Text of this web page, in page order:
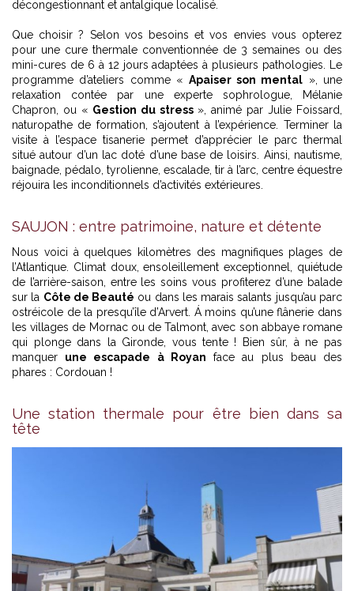
décongestionnant et antalgique localisé.
Que choisir ? Selon vos besoins et vos envies vous opterez
pour une cure thermale conventionnée de 3 semaines ou des
mini-cures de 6 à 12 jours adaptées à plusieurs pathologies. Le
programme d’ateliers comme « Apaiser son mental », une
relaxation contée par une experte sophrologue, Mélanie
Chapron, ou « Gestion du stress», animé par Julie Foissard,
naturopathe de formation, s’ajoutent à l’expérience. Terminer la
visite à l’espace tisanerie permet d’apprécier le parc thermal
situé autour d’un lac doté d’une base de loisirs. Ainsi, nautisme,
baignade, pédalo, tyrolienne, escalade, tir à l’arc, centre équestre
réjouira les inconditionnels d’activités extérieures.
SAUJON : entre patrimoine, nature et détente
Nous voici à quelques kilomètres des magnifiques plages de
l’Atlantique. Climat doux, ensoleillement exceptionnel, quiétude
de l’arrière-saison, entre les soins vous profiterez d’une balade
sur la Côte de Beauté ou dans les marais salants jusqu’au parc
ostréicole de la presqu’île d’Arvert. Á moins qu’une flânerie dans
les villages de Mornac ou de Talmont, avec son abbaye romane
qui plonge dans la Gironde, vous tente ! Bien sûr, à ne pas
manquer une escapade à Royan face au plus beau des
phares : Cordouan !
Une station thermale pour être bien dans sa
tête